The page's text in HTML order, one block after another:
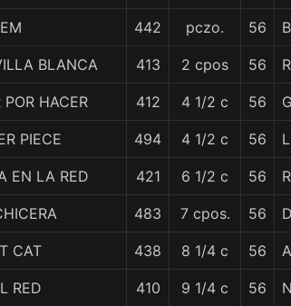
442 pczo. 56
BLANCA 413 2 cpos 56
POR HACER 412 4 1/2 c 56
PIECE 494 4 1/2 c 56
EN LA RED 421 6 1/2 c 56
483 7 cpos. 56
CAT 438 8 1/4 c 56
RED 410 9 1/4 c 56